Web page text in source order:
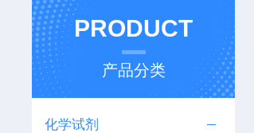
PRODUCT
产品分类
化学试剂